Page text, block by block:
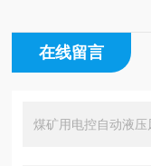
在线留言